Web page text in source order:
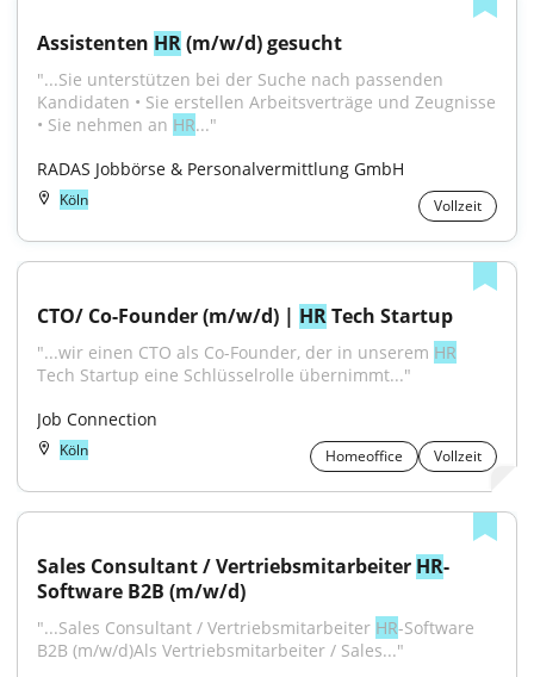
Assistenten HR (m/w/d) gesucht
"...Sie unterstützen bei der Suche nach passenden
Kandidaten • Sie erstellen Arbeitsverträge und Zeugnisse
• Sie nehmen an HR..."
RADAS Jobbörse & Personalvermittlung GmbH
Köln Vollzeit
CTO/ Co-Founder (m/w/d) | HR Tech Startup
"...wir einen CTO als Co-Founder, der in unserem HR
Tech Startup eine Schlüsselrolle übernimmt..."
Job Connection
Köln Homeoffice Vollzeit
Sales Consultant / Vertriebsmitarbeiter HR-
Software B2B (m/w/d)
"...Sales Consultant / Vertriebsmitarbeiter HR-Software
B2B (m/w/d)Als Vertriebsmitarbeiter / Sales..."